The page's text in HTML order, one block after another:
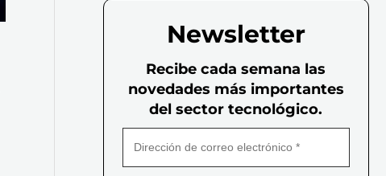
Newsletter
Recibe cada semana las
novedades más importantes
del sector tecnológico.